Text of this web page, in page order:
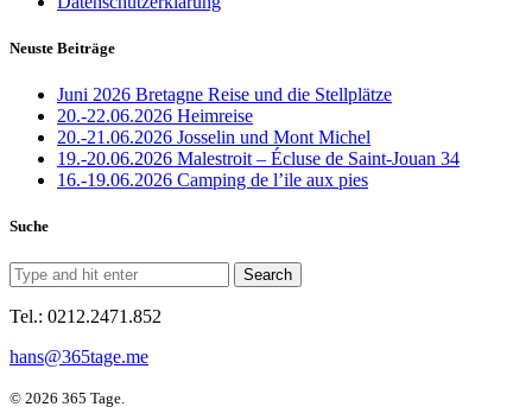
Neuste Beiträge
Juni 2026 Bretagne Reise und die Stellplätze
20.-22.06.2026 Heimreise
20.-21.06.2026 Josselin und Mont Michel
19.-20.06.2026 Malestroit – Écluse de Saint-Jouan 34
16.-19.06.2026 Camping de l’ile aux pies
Suche
Tel.: 0212.2471.852
hans@365tage.me
© 2026 365 Tage.